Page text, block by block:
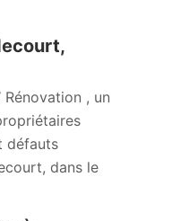
, un
défauts
dans le